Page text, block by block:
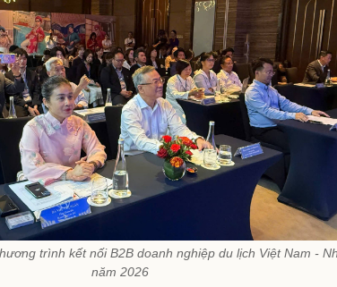
trình kết nối B2B doanh nghiệp du lịch Việt Nam -
năm 2026